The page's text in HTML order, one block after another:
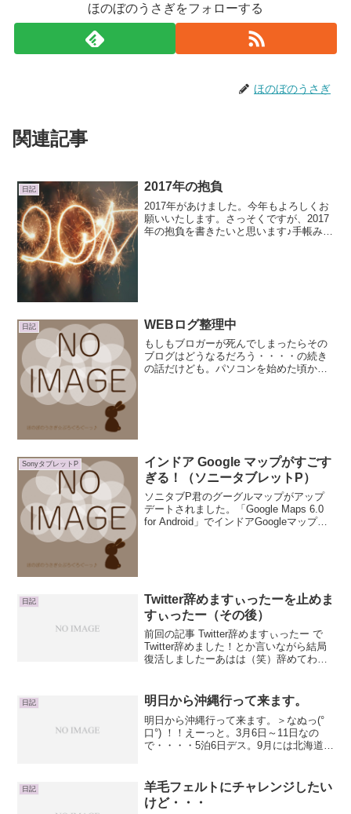
ほのぼのうさぎをフォローする
ほのぼのうさぎ
関連記事
日記 2017年の抱負
2017年があけました。今年もよろしくお
願いいたします。さっそくですが、2017
年の抱負を書きたいと思います♪手帳みく
日記 WEBログ整理中
もしもブロガーが死んでしまったらその
ブログはどうなるだろう・・・・の続き
の話だけども。パソコンを始めた頃から
SonyタブレットP
インドア Google マップがすごす
ぎる！（ソニータブレットP）
ソニタブP君のグーグルマップがアップ
デートされました。「Google Maps 6.0
for Android」でインドアGoogleマップの
日記
Twitter辞めますぃったーを止めま
すぃったー（その後）
前回の記事 Twitter辞めますぃったー で
Twitter辞めました！とか言いながら結局
復活しましたーあはは（笑）辞めてわか
ぶやかないので、クローズ中☆過去記...
日記 明日から沖縄行って来ます。
明日から沖縄行って来ます。＞なぬっ(°
口°) ！！えーっと。3月6日～11日なの
で・・・・5泊6日デス。9月には北海道に
の 沖縄の旅題して 「沖縄5泊6日の旅
～ハイキング...
日記
羊毛フェルトにチャレンジしたい
けど・・・